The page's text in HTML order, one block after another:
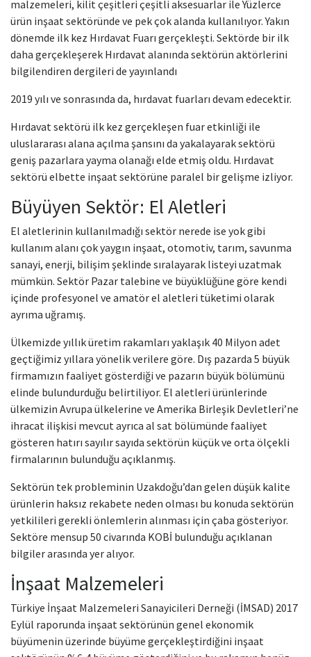
malzemeleri, kilit çeşitleri çeşitli aksesuarlar ile Yüzlerce
ürün inşaat sektöründe ve pek çok alanda kullanılıyor. Yakın
dönemde ilk kez Hırdavat Fuarı gerçekleşti. Sektörde bir ilk
daha gerçekleşerek Hırdavat alanında sektörün aktörlerini
bilgilendiren dergileri de yayınlandı
2019 yılı ve sonrasında da, hırdavat fuarları devam edecektir.
Hırdavat sektörü ilk kez gerçekleşen fuar etkinliği ile
uluslararası alana açılma şansını da yakalayarak sektörü
geniş pazarlara yayma olanağı elde etmiş oldu. Hırdavat
sektörü elbette inşaat sektörüne paralel bir gelişme izliyor.
Büyüyen Sektör: El Aletleri
El aletlerinin kullanılmadığı sektör nerede ise yok gibi
kullanım alanı çok yaygın inşaat, otomotiv, tarım, savunma
sanayi, enerji, bilişim şeklinde sıralayarak listeyi uzatmak
mümkün. Sektör Pazar talebine ve büyüklüğüne göre kendi
içinde profesyonel ve amatör el aletleri tüketimi olarak
ayrıma uğramış.
Ülkemizde yıllık üretim rakamları yaklaşık 40 Milyon adet
geçtiğimiz yıllara yönelik verilere göre. Dış pazarda 5 büyük
firmamızın faaliyet gösterdiği ve pazarın büyük bölümünü
elinde bulundurduğu belirtiliyor. El aletleri ürünlerinde
ülkemizin Avrupa ülkelerine ve Amerika Birleşik Devletleri’ne
ihracat ilişkisi mevcut ayrıca al sat bölümünde faaliyet
gösteren hatırı sayılır sayıda sektörün küçük ve orta ölçekli
firmalarının bulunduğu açıklanmış.
Sektörün tek probleminin Uzakdoğu’dan gelen düşük kalite
ürünlerin haksız rekabete neden olması bu konuda sektörün
yetkilileri gerekli önlemlerin alınması için çaba gösteriyor.
Sektöre mensup 50 civarında KOBİ bulunduğu açıklanan
bilgiler arasında yer alıyor.
İnşaat Malzemeleri
Türkiye İnşaat Malzemeleri Sanayicileri Derneği (İMSAD) 2017
Eylül raporunda inşaat sektörünün genel ekonomik
büyümenin üzerinde büyüme gerçekleştirdiğini inşaat